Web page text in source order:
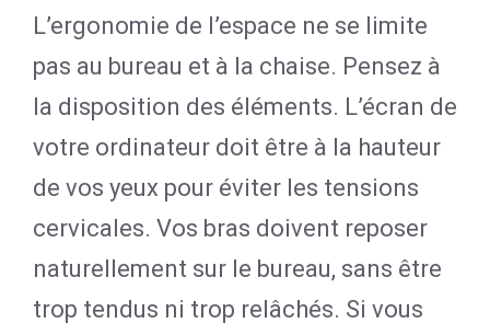
L’ergonomie de l’espace ne se limite
pas au bureau et à la chaise. Pensez à
la disposition des éléments. L’écran de
votre ordinateur doit être à la hauteur
de vos yeux pour éviter les tensions
cervicales. Vos bras doivent reposer
naturellement sur le bureau, sans être
trop tendus ni trop relâchés. Si vous